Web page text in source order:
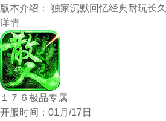
版本介绍：
独家沉默回忆经典耐玩长久
详情
１７６极品专属
开服时间： 01月/17日